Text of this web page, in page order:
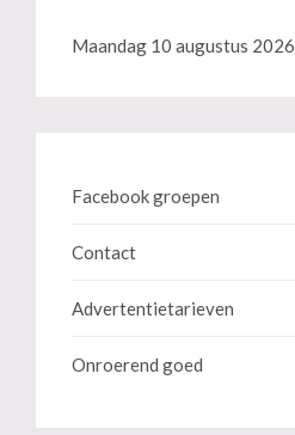
Maandag 10 augustus 2026
Facebook groepen
Contact
Advertentietarieven
Onroerend goed